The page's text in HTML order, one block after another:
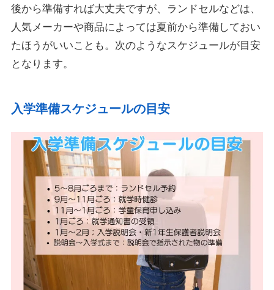
後から準備すれば大丈夫ですが、ランドセルなどは、
人気メーカーや商品によっては夏前から準備しておい
たほうがいいことも。次のようなスケジュールが目安
となります。
入学準備スケジュールの目安